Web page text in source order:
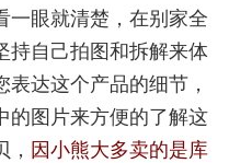
一眼就清楚，在别家全
持自己拍图和拆解来体
达这个产品的细节，
的图片来方便的了解这
因小熊大多卖的是库